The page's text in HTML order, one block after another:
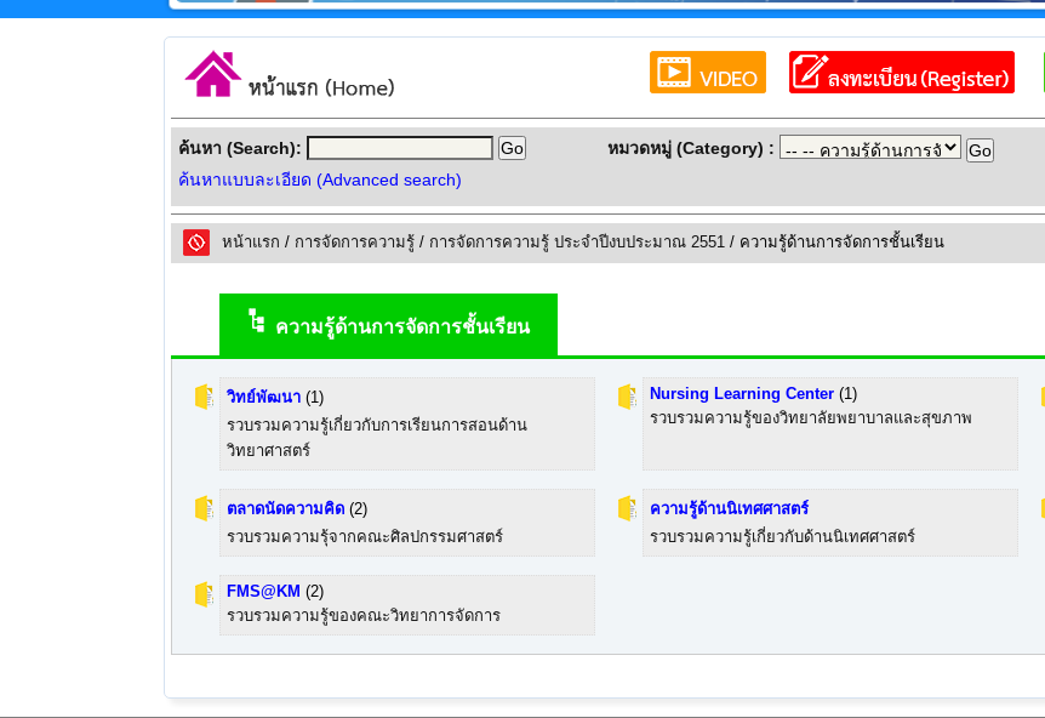
ค้นหา (Search):
ค้นหาแบบละเอียด (Advanced search)
หมวดหมู่ (Category) :
หน้าแรก / การจัดการความรู้/ การจัดการความรู้ ประจำปีงบประมาณ 2551 / ความรู้ด้านการจัดการชั้นเรียน
ความรู้ด้านการจัดการชั้นเรียน
วิทย์พัฒนา(1)
รวบรวมความรู้เกี่ยวกับการเรียนการสอนด้าน
วิทยาศาสตร์
Nursing Learning Center(1)
รวบรวมความรู้ของวิทยาลัยพยาบาลและสุขภาพ
ตลาดนัดความคิด(2)
รวบรวมความรุ้จากคณะศิลปกรรมศาสตร์
ความรู้ด้านนิเทศศาสตร์
รวบรวมความรู้เกี่ยวกับด้านนิเทศศาสตร์
FMS@KM (2)
รวบรวมความรู้ของคณะวิทยาการจัดการ